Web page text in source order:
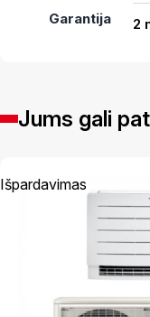
Garantija 2
Jums gali
Išpardavimas